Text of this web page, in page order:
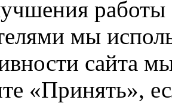
работы
мы
сайта
«Принять»,